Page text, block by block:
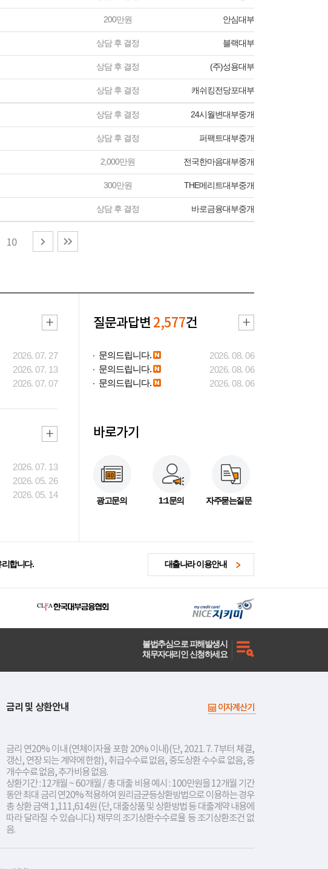
200만원 안심대부
상담 후 결정 블랙대부
상담 후 결정 (주)성용대부
상담 후 결정 캐쉬킹전당포대부
상담 후 결정 24시월변대부중개
상담 후 결정 퍼팩트대부중개
2,000만원 전국한마음대부중개
300만원 THE메리트대부중개
상담 후 결정 바로금융대부중개
10
2026. 07. 27
2026. 07. 13
2026. 07. 07
2026. 07. 13
2026. 05. 26
2026. 05. 14
질문과답변 2,577건
문의드립니다.
2026. 08. 06
문의드립니다.
2026. 08. 06
문의드립니다.
2026. 08. 06
바로가기
광고문의 1:1문의 자주묻는질문
합니다. 대출나라 이용안내
불법추심으로 피해발생시
채무자대리인 신청하세요
금리 및 상환안내 이자계산기
금리 연20% 이내 (연체이자율 포함 20% 이내)(단, 2021. 7. 7부터 체결,
갱신, 연장 되는 계약에 한함), 취급수수료 없음, 중도상환 수수료 없음, 중
개수수료 없음, 추가비용 없음.
상환기간 : 12개월 ~ 60개월 / 총 대출 비용 예시 : 100만원을 12개월 기간
동안 최대 금리 연20% 적용하여 원리금균등상환방법으로 이용하는 경우
총 상환 금액 1,111,614원 (단, 대출상품 및 상환방법 등 대출계약 내용에
따라 달라질 수 있습니다.) 채무의 조기상환수수료율 등 조기상환조건 없
음.